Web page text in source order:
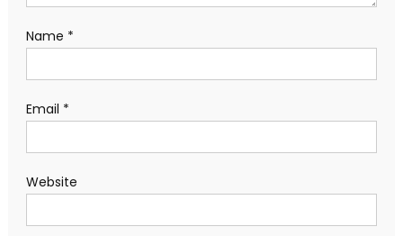
Name *
Email *
Website